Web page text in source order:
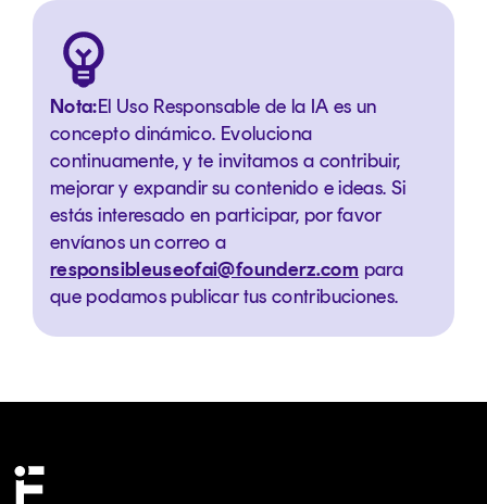
Nota:El Uso Responsable de la IA es un
concepto dinámico. Evoluciona
continuamente, y te invitamos a contribuir,
mejorar y expandir su contenido e ideas. Si
estás interesado en participar, por favor
envíanos un correo a
responsibleuseofai@founderz.com para
que podamos publicar tus contribuciones.